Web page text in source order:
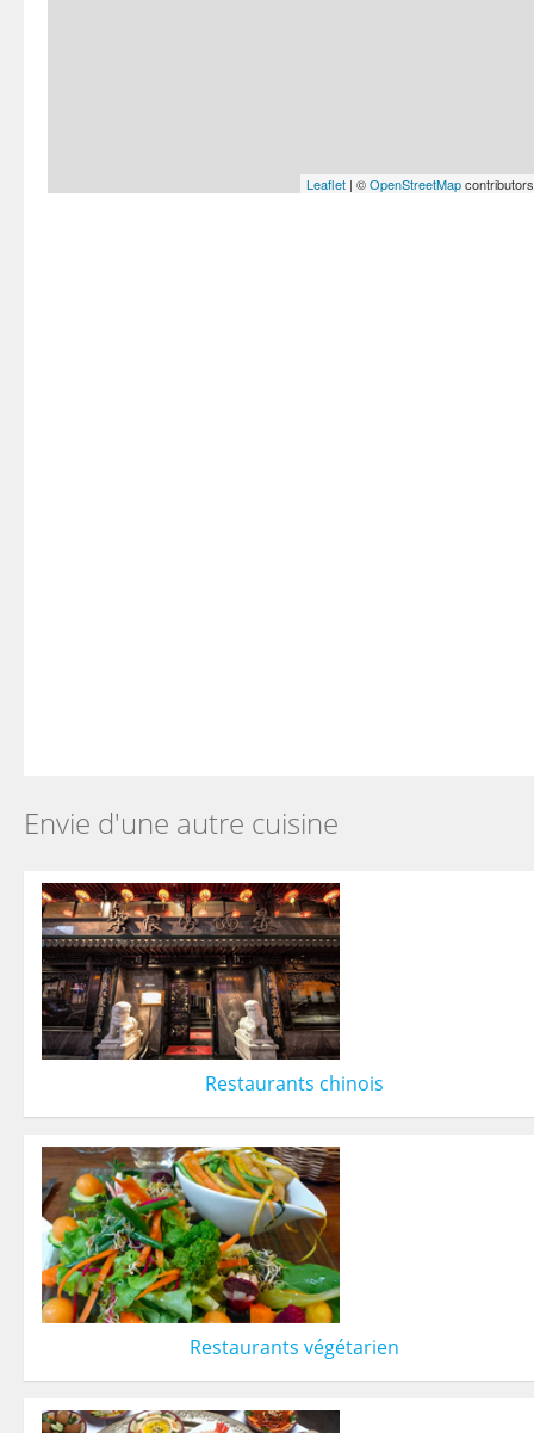
Leaflet | ©OpenStreetMapcontributors
Envie d'une autre cuisine
Restaurants chinois
Restaurants végétarien